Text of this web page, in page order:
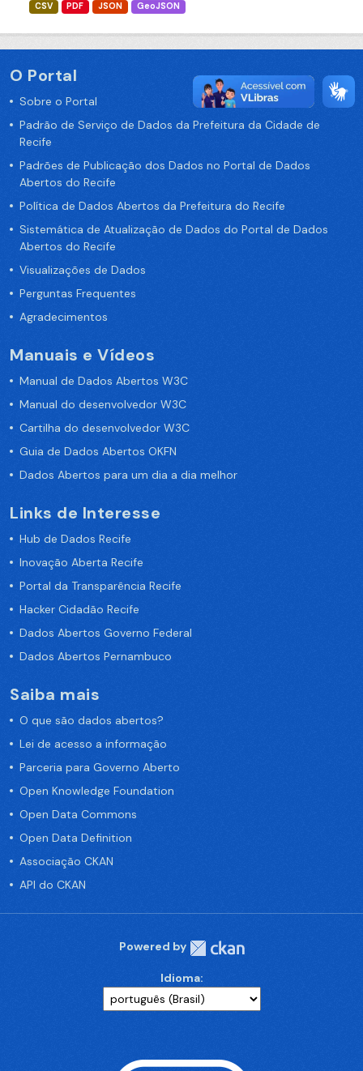
CSV PDF JSON GeoJSON
O Portal
Sobre o Portal
Padrão de Serviço de Dados da Prefeitura da Cidade de
Recife
Padrões de Publicação dos Dados no Portal de Dados
Abertos do Recife
Política de Dados Abertos da Prefeitura do Recife
Sistemática de Atualização de Dados do Portal de Dados
Abertos do Recife
Visualizações de Dados
Perguntas Frequentes
Agradecimentos
Manuais e Vídeos
Manual de Dados Abertos W3C
Manual do desenvolvedor W3C
Cartilha do desenvolvedor W3C
Guia de Dados Abertos OKFN
Dados Abertos para um dia a dia melhor
Links de Interesse
Hub de Dados Recife
Inovação Aberta Recife
Portal da Transparência Recife
Hacker Cidadão Recife
Dados Abertos Governo Federal
Dados Abertos Pernambuco
Saiba mais
O que são dados abertos?
Lei de acesso a informação
Parceria para Governo Aberto
Open Knowledge Foundation
Open Data Commons
Open Data Definition
Associação CKAN
API do CKAN
Powered by
Idioma